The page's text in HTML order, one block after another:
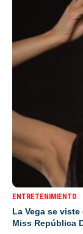
ENTRETENIMIENTO
La Vega se
Miss República